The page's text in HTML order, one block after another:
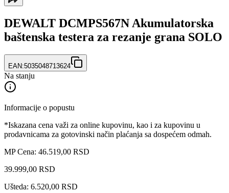
DEWALT DCMPS567N Akumulatorska
baštenska testera za rezanje grana SOLO
EAN:5035048713624
Na stanju
Informacije o popustu
*Iskazana cena važi za online kupovinu, kao i za kupovinu u
prodavnicama za gotovinski način plaćanja sa dospećem odmah.
MP Cena: 46.519,00 RSD
39.999,00 RSD
Ušteda: 6.520,00 RSD